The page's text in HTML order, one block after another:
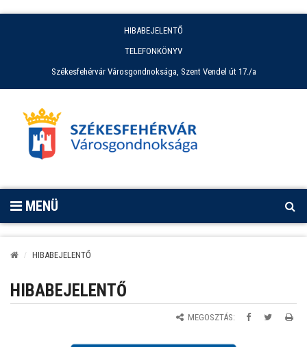
HIBABEJELENTŐ
TELEFONKÖNYV
Székesfehérvár Városgondnoksága, Szent Vendel út 17./a
MENÜ
HIBABEJELENTŐ
HIBABEJELENTŐ
MEGOSZTÁS: